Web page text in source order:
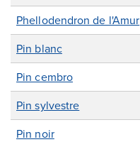
Phellodendron de l'Amur
Pin blanc
Pin cembro
Pin sylvestre
Pin noir